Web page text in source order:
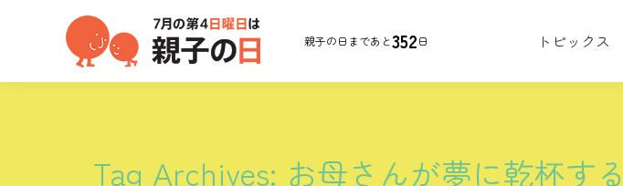
親子の日まであと352日 トピックス
Tag Archives: お母さんが夢に乾杯す